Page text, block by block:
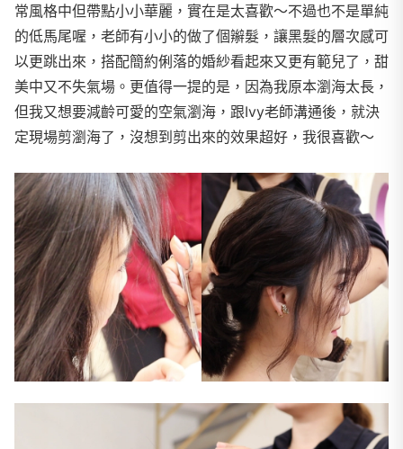
常風格中但帶點小小華麗，實在是太喜歡～不過也不是單純
的低馬尾喔，老師有小小的做了個辮髮，讓黑髮的層次感可
以更跳出來，搭配簡約俐落的婚紗看起來又更有範兒了，甜
美中又不失氣場。更值得一提的是，因為我原本瀏海太長，
但我又想要減齡可愛的空氣瀏海，跟Ivy老師溝通後，就決
定現場剪瀏海了，沒想到剪出來的效果超好，我很喜歡～